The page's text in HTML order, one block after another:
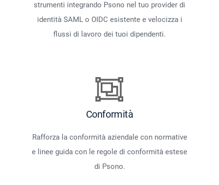
strumenti integrando Psono nel tuo provider di
identità SAML o OIDC esistente e velocizza i
flussi di lavoro dei tuoi dipendenti.
Conformità
Rafforza la conformità aziendale con normative
e linee guida con le regole di conformità estese
di Psono.